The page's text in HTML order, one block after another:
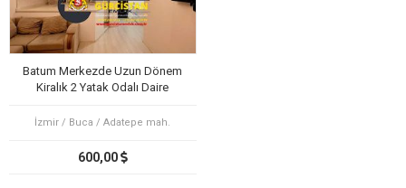
Batum Merkezde Uzun Dönem
Kiralık 2 Yatak Odalı Daire
İzmir / Buca / Adatepe mah.
600,00